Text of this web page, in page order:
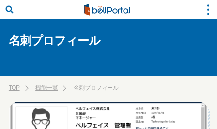
名刺プロフィール
TOP 機能一覧 名刺プロフィール